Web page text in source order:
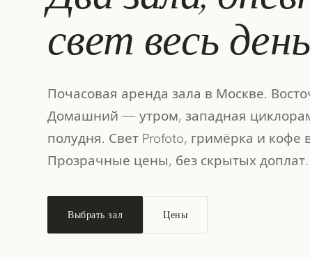
свет весь день
Почасовая аренда зала в Москве.
Домашний — утром, западная
полудня. Свет Profoto, гримёрка и кофе
Прозрачные цены, без скрытых доплат.
Выбрать зал Цены